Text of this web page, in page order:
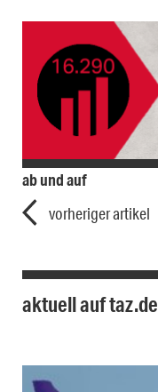
ab und auf
vorheriger artikel
aktuell auf taz.de